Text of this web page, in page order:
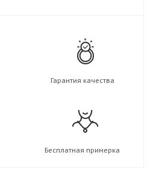
Гарантия качества
Бесплатная примерка